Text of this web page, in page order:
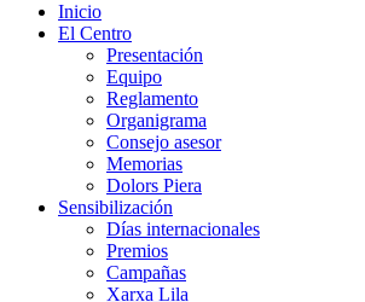
Inicio
El Centro
Presentación
Equipo
Reglamento
Organigrama
Consejo asesor
Memorias
Dolors Piera
Sensibilización
Días internacionales
Premios
Campañas
Xarxa Lila